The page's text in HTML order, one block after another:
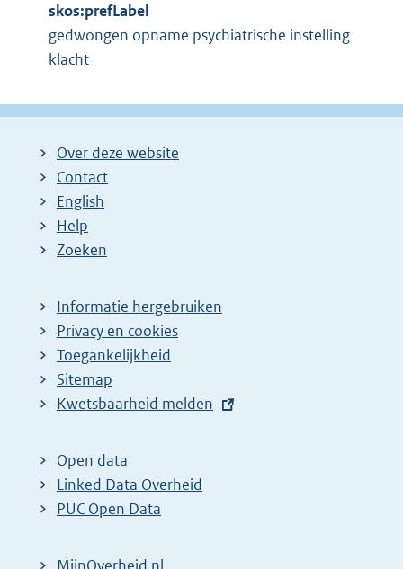
skos:prefLabel
gedwongen opname psychiatrische instelling
klacht
Over deze website
Contact
English
Help
Zoeken
Informatie hergebruiken
Privacy en cookies
Toegankelijkheid
Sitemap
E
t
e
r
Kwetsbaarheid melden
Open data
Linked Data Overheid
PUC Open Data
MijnOverheid.nl